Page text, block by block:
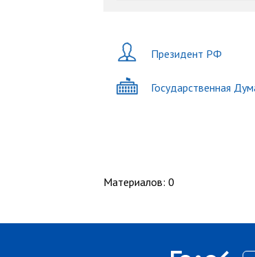
Президент РФ
Государственная
Материалов: 0